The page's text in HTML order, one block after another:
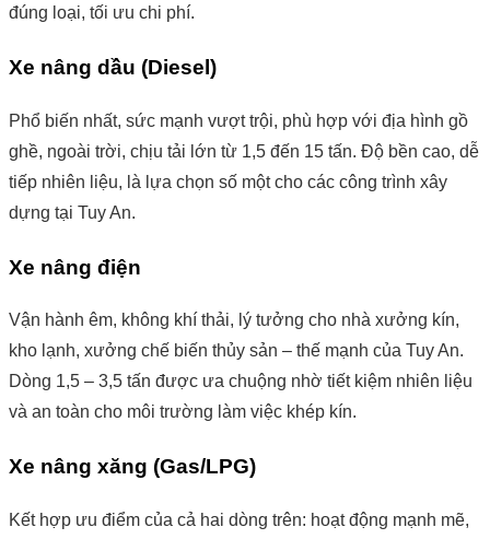
đúng loại, tối ưu chi phí.
Xe nâng dầu (Diesel)
Phổ biến nhất, sức mạnh vượt trội, phù hợp với địa hình gồ
ghề, ngoài trời, chịu tải lớn từ 1,5 đến 15 tấn. Độ bền cao, dễ
tiếp nhiên liệu, là lựa chọn số một cho các công trình xây
dựng tại Tuy An.
Xe nâng điện
Vận hành êm, không khí thải, lý tưởng cho nhà xưởng kín,
kho lạnh, xưởng chế biến thủy sản – thế mạnh của Tuy An.
Dòng 1,5 – 3,5 tấn được ưa chuộng nhờ tiết kiệm nhiên liệu
và an toàn cho môi trường làm việc khép kín.
Xe nâng xăng (Gas/LPG)
Kết hợp ưu điểm của cả hai dòng trên: hoạt động mạnh mẽ,